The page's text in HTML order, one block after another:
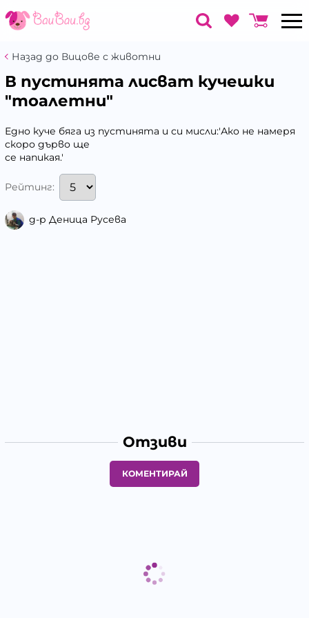
Назад до Вицове с животни
В пустинята лисват кучешки
"тоалетни"
Едно куче бяга из пустинята и си мисли:'Ако не намеря
скоро дърво ще
се напикая.'
Рейтинг:
д-р Деница Русева
Отзиви
КОМЕНТИРАЙ